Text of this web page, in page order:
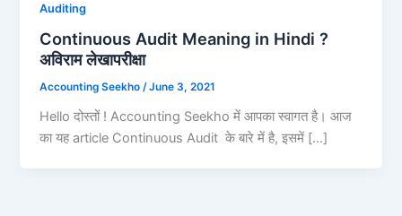
Auditing
Continuous Audit Meaning in Hindi ?
अविराम लेखापरीक्षा
Accounting Seekho/June 3, 2021
Hello दोस्तों ! Accounting Seekho में आपका स्वागत है। आज
का यह article Continuous Audit के बारे में है, इसमें […]